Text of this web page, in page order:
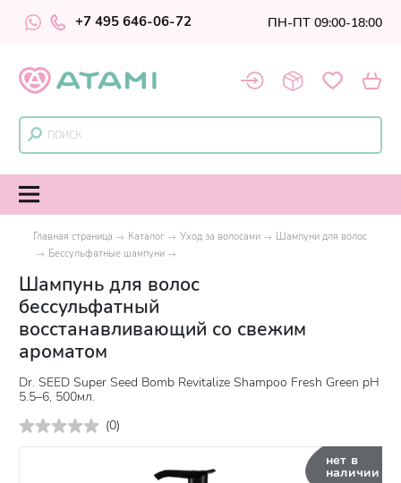
+7 495 646-06-72 ПН-ПТ 09:00-18:00
Главная страница Каталог Уход за волосами
Шампуни для волос
Бессульфатные шампуни
Шампунь для волос
бессульфатный
восстанавливающий со свежим
ароматом
Dr. SEED Super Seed Bomb Revitalize Shampoo Fresh Green pH
5.5–6, 500мл.
(0)
нет в
наличии